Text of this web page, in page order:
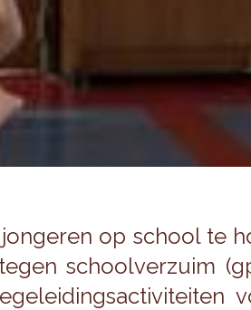
op school te
school­ver­zuim